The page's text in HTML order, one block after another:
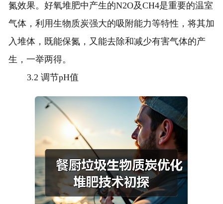
氮效果。好氧堆肥中产生的N2O及CH4是重要的温室
气体，利用生物质炭强大的吸附能力等特性，将其加
入堆体，既能保氮，又能去除和减少有害气体的产
生，一举两得。
3.2 调节pH值